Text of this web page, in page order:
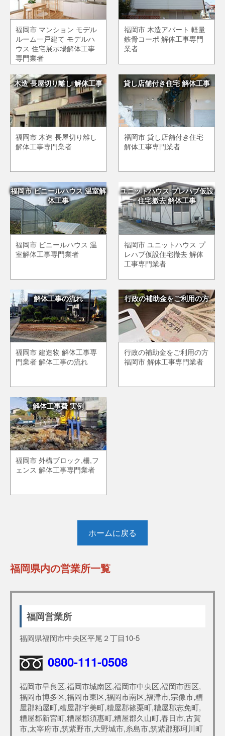
福岡市 マンション モデル
ルーム一戸建て モデルハ
ウス 住宅展示場解体工事
専門業者
福岡市 木造アパート 軽量
鉄骨コーポ 解体工事専門
業者
木造 長屋切り離し 解体工事
福岡市 木造 長屋切り離し
解体工事専門業者
貸し店舗付き住宅 解体工事
福岡市 貸し店舗付き住宅
解体工事専門業者
福岡市 ビニールハウス 温室解
体工事
福岡市 ビニールハウス 温
室解体工事専門業者
ユニットハウス プレハブ仮設
住宅撤去 解体工事
福岡市 ユニットハウス プ
レハブ仮設住宅撤去 解体
工事専門業者
解体工事の流れ
福岡市 建造物 解体工事専
門業者 解体工事の流れ
行政の補助金をご利用の方
行政の補助金をご利用の方
福岡市 解体工事専門業者
解体工事費 実例
福岡市 外構ブロック,柵,フ
ェンス 解体工事専門業者
ホームに戻る
福岡県内の営業所一覧
福岡営業所
福岡県福岡市中央区平尾２丁目10-5
0800-111-0508
福岡市早良区,福岡市城南区,福岡市中央区,福岡市西区,
福岡市博多区,福岡市東区,福岡市南区,福津市,宗像市,糟
屋郡粕屋町,糟屋郡宇美町,糟屋郡篠栗町,糟屋郡志免町,
糟屋郡新宮町,糟屋郡須惠町,糟屋郡久山町,春日市,古賀
市,太宰府市,筑紫野市,大野城市,糸島市,筑紫郡那珂川町